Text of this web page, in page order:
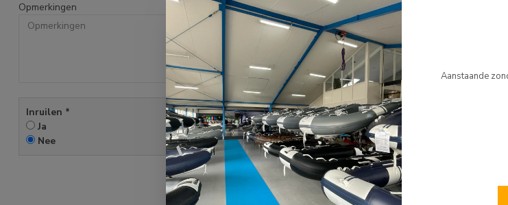
Opmerkingen
Inruilen *
Ja
Nee
*= Verplicht veld
OFFERTE AANVRAGEN
Aanstaande